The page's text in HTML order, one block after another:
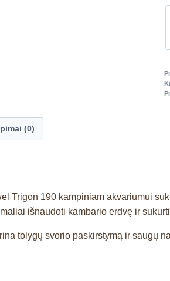
(0)
Trigon 190 kampiniam akvariumui
išnaudoti kambario erdvę ir
tolygų svorio paskirstymą ir saugų